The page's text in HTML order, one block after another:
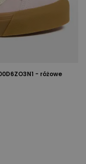
- różowe